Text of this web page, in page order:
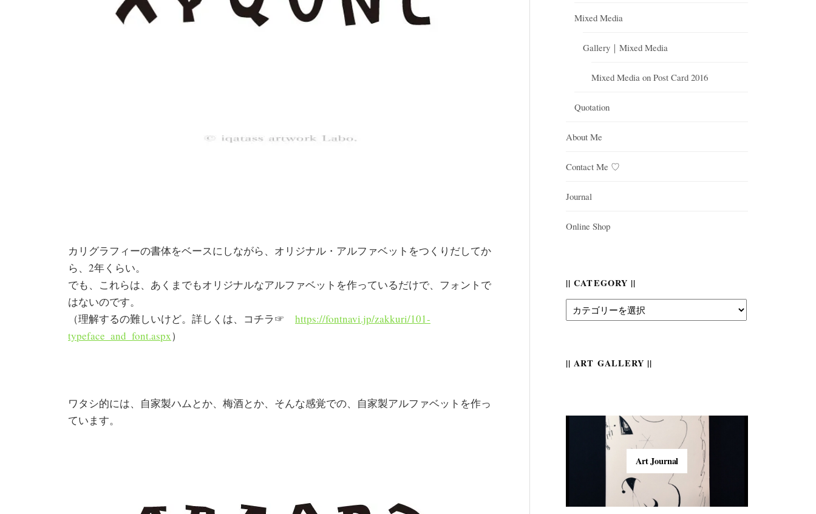
カリグラフィーの書体をベースにしながら、オリジナル・アルファベットをつくりだしてか
ら、2年くらい。
でも、これらは、あくまでもオリジナルなアルファベットを作っているだけで、フォントで
はないのです。
（理解するの難しいけど。詳しくは、コチラ☞ https://fontnavi.jp/zakkuri/101-
typeface_and_font.aspx）
ワタシ的には、自家製ハムとか、梅酒とか、そんな感覚での、自家製アルファベットを作っ
ています。
Mixed Media
Gallery｜Mixed Media
Mixed Media on Post Card 2016
Quotation
About Me
Contact Me ♡
Journal
Online Shop
|| CATEGORY ||
Category
|| ART GALLERY ||
Art Journal